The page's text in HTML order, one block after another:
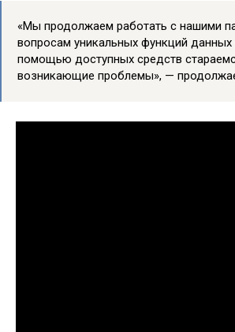
«Мы продолжаем работать с нашими
вопросам уникальных функций данных
помощью доступных средств
возникающие проблемы», —